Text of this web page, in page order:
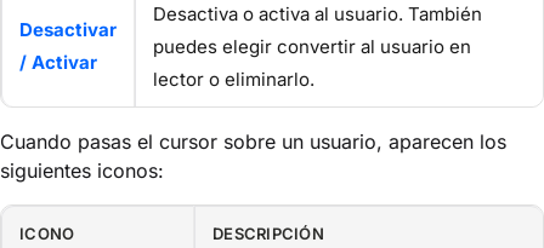
Desactivar
/ Activar
Desactiva o activa al usuario. También
puedes elegir convertir al usuario en
lector o eliminarlo.
Cuando pasas el cursor sobre un usuario, aparecen los
siguientes iconos:
ICONO DESCRIPCIÓN